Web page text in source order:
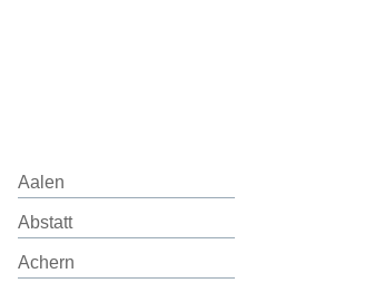
Aalen
Abstatt
Achern